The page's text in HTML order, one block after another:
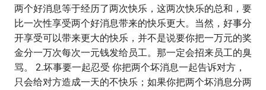
两个好消息等于经历了两次快乐，这两次快乐的总和，要
比一次性享受两个好消息带来的快乐更大。当然，好事分
开享受可以带来更大的快乐，并不是说要你把一万元的奖
金分一万次每次一元钱发给员工。那一定会招来员工的臭
骂。 2.坏事要一起忍受 你把两个坏消息一起告诉对方，
只会给对方造成一天的不快乐；如果你把两个坏消息分两